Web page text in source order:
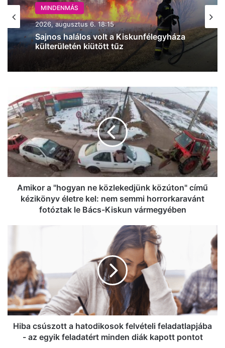
MINDENMÁS
2026, augusztus 6. 18:15
Sajnos halálos volt a Kiskunfélegyháza
külterületén kiütött tűz
a
"hogyan
ne
közlekedjünk
közúton"
című
kézikönyv
életre
Bács-
Kiskun
vármegyében
Amikor a "hogyan ne közlekedjünk közúton" című
kézikönyv életre kel: nem semmi horrorkaravánt
fotóztak le Bács-Kiskun vármegyében
hatodikosok
felvételi
feladatlapjába
-
az
egyik
feladatért
minden
Hiba csúszott a hatodikosok felvételi feladatlapjába
- az egyik feladatért minden diák kapott pontot